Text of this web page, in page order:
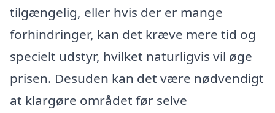
tilgængelig, eller hvis der er mange
forhindringer, kan det kræve mere tid og
specielt udstyr, hvilket naturligvis vil øge
prisen. Desuden kan det være nødvendigt
at klargøre området før selve